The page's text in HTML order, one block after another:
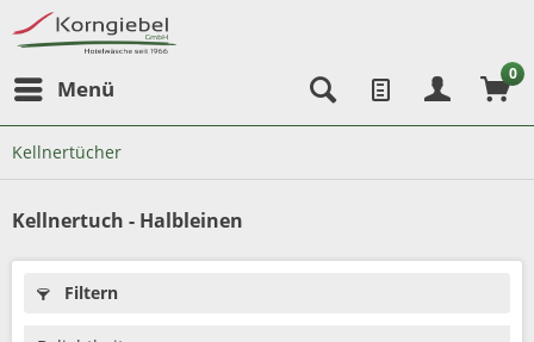
Menü
0
Kellnertücher
Kellnertuch - Halbleinen
Filtern